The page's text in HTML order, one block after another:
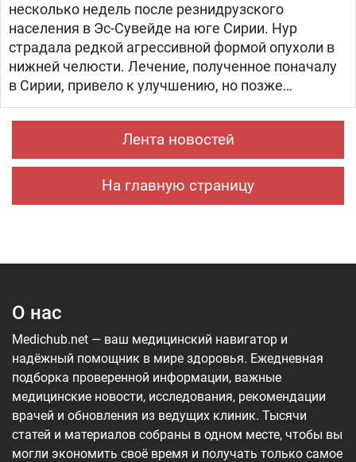
несколько недель после резнидрузского
населения в Эс-Сувейде на юге Сирии. Нур
страдала редкой агрессивной формой опухоли в
нижней челюсти. Лечение, полученное поначалу
в Сирии, привело к улучшению, но позже
произошел рецидив болезни. Нур попала на
лечение в «Шибу» в рамках гуманитарного
проекта «Шевет-ахим» («Кровные братья).
Лента новостей
На главную страницу
О нас
Medichub.net — ваш медицинский навигатор и
надёжный помощник в мире здоровья. Ежедневная
подборка проверенной информации, важные
медицинские новости, исследования, рекомендации
врачей и обновления из ведущих клиник. Тысячи
статей и материалов собраны в одном месте, чтобы вы
могли экономить своё время и получать только самое